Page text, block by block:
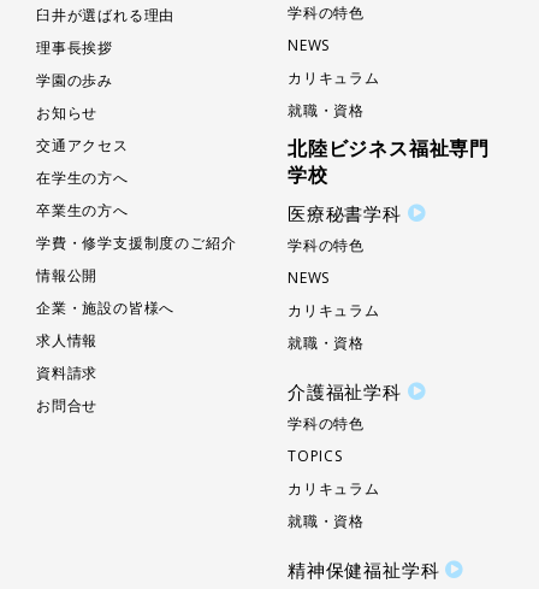
臼井が選ばれる理由
理事長挨拶
学園の歩み
お知らせ
交通アクセス
在学生の方へ
卒業生の方へ
学費・修学支援制度のご紹介
情報公開
企業・施設の皆様へ
求人情報
資料請求
お問合せ
学科の特色
NEWS
カリキュラム
就職・資格
北陸ビジネス福祉専門
学校
医療秘書学科
学科の特色
NEWS
カリキュラム
就職・資格
介護福祉学科
学科の特色
TOPICS
カリキュラム
就職・資格
精神保健福祉学科